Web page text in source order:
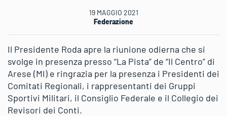
19 MAGGIO 2021
Federazione
Il Presidente Roda apre la riunione odierna che si
svolge in presenza presso “La Pista” de “Il Centro” di
Arese (MI) e ringrazia per la presenza i Presidenti dei
Comitati Regionali, i rappresentanti dei Gruppi
Sportivi Militari, il Consiglio Federale e il Collegio dei
Revisori dei Conti.